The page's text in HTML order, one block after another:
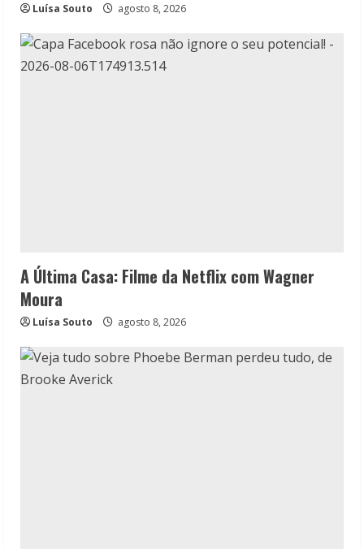
Luísa Souto agosto 8, 2026
A Última Casa: Filme da Netflix com Wagner
Moura
Luísa Souto agosto 8, 2026